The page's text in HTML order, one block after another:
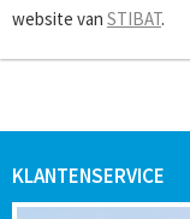
website van STIBAT.
KLANTENSERVICE